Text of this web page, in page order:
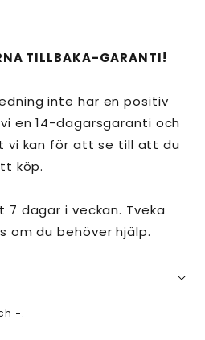
TILLBAKA-GARANTI!
inte har en positiv
en 14-dagarsgaranti och
vi kan för att se till att du
köp.
dagar i veckan. Tveka
du behöver hjälp.
-.